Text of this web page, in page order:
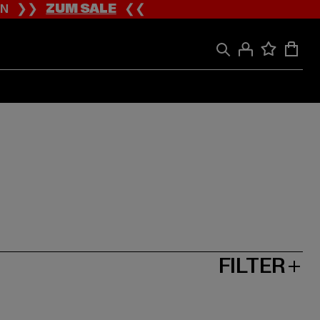
❯❯ZUM SALE❮❮
FILTER